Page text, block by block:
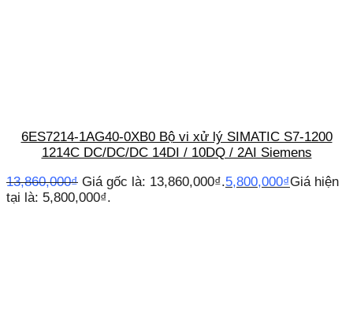
6ES7214-1AG40-0XB0 Bộ vi xử lý SIMATIC S7-1200
1214C DC/DC/DC 14DI / 10DQ / 2AI Siemens
13,860,000₫ Giá gốc là: 13,860,000₫.5,800,000₫Giá hiện
tại là: 5,800,000₫.